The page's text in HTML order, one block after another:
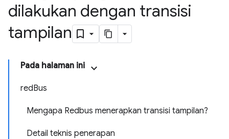
dilakukan dengan transisi
tampilan
Pada halaman ini
redBus
Mengapa Redbus menerapkan transisi tampilan?
Detail teknis penerapan